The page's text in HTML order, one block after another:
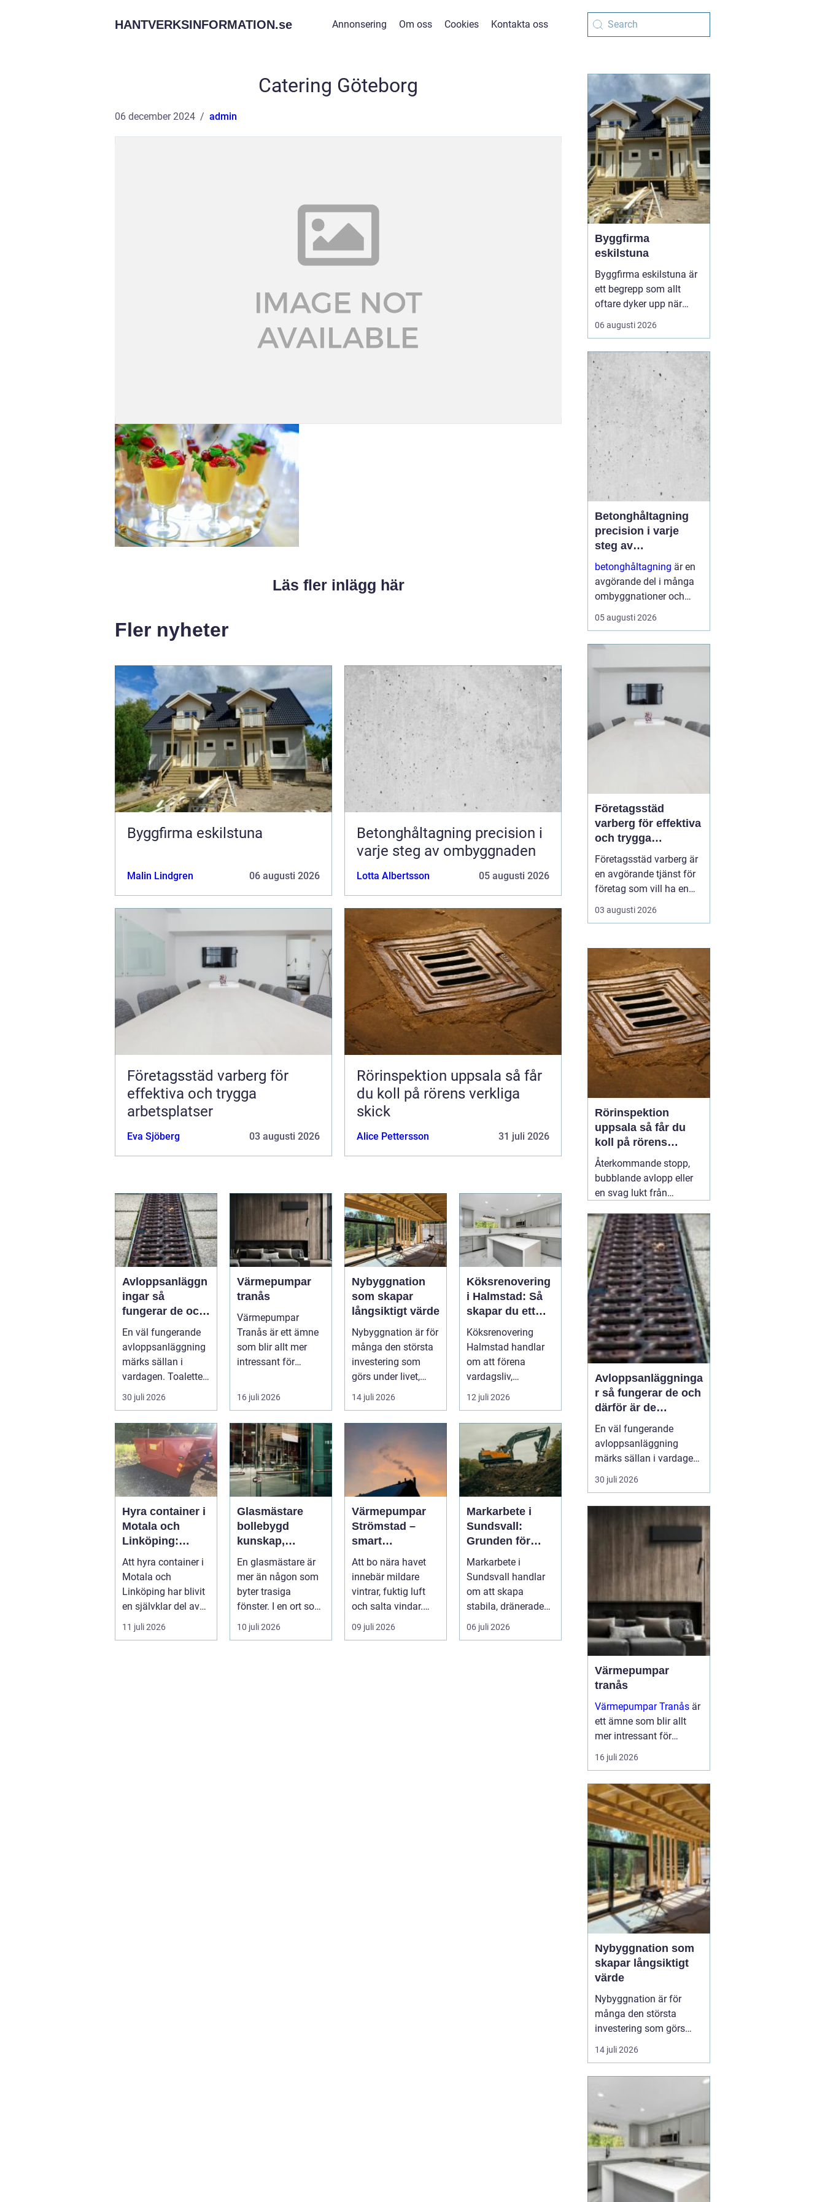
HANTVERKSINFORMATION.se Annonsering Om oss Cookies Kontakta oss
Catering Göteborg
06 december 2024 admin
Läs fler inlägg här
Fler nyheter
Byggfirma eskilstuna
Malin Lindgren 06 augusti 2026
Betonghåltagning precision i
varje steg av ombyggnaden
Lotta Albertsson 05 augusti 2026
Företagsstäd varberg för
effektiva och trygga
arbetsplatser
Eva Sjöberg 03 augusti 2026
Rörinspektion uppsala så får
du koll på rörens verkliga
skick
Alice Pettersson 31 juli 2026
Avloppsanläggn
ingar så
fungerar de och
därför är de
viktigare än
många tror
En väl fungerande
avloppsanläggning
märks sällan i
vardagen. Toaletten
spolas, vattnet
rinner undan ...
30 juli 2026
Värmepumpar
tranås
Värmepumpar
Tranås är ett ämne
som blir allt mer
intressant för
bostadsrättsförenin
gar o...
16 juli 2026
Nybyggnation
som skapar
långsiktigt värde
Nybyggnation är för
många den största
investering som
görs under livet,
b&...
14 juli 2026
Köksrenovering
i Halmstad: Så
skapar du ett
funktionellt och
trivsamt kök
Köksrenovering
Halmstad handlar
om att förena
vardagsliv,
matlagning och
umgänge i et...
12 juli 2026
Hyra container i
Motala och
Linköping:
Smart
avfallshantering
för projekt i alla
storlekar
Att hyra container i
Motala och
Linköping har blivit
en självklar del av
många bygg-...
11 juli 2026
Glasmästare
bollebygd
kunskap,
kvalitet och
smarta
glaslösningar
En glasmästare är
mer än någon som
byter trasiga
fönster. I en ort som
Bollebygd handlar
yrket lika ...
10 juli 2026
Värmepumpar
Strömstad –
smart
uppvärmning i
kustklimat
Att bo nära havet
innebär mildare
vintrar, fuktig luft
och salta vindar.
Det påverka...
09 juli 2026
Markarbete i
Sundsvall:
Grunden för
hållbara hus,
vägar och
Markarbete i
Sundsvall handlar
om att skapa
stabila, dränerade
och funktionella
markytor som kl...
06 juli 2026
Byggfirma
eskilstuna
Byggfirma eskilstuna är
ett begrepp som allt
oftare dyker upp när
privatpersoner och
företag söker trygga
markarbeten i
mälardalen. En väl vald
entreprenör blir
skillnaden mellan ett
smidigt projekt med
hållbart resultat och en
p...
06 augusti 2026
Betonghåltagning
precision i varje
steg av
ombyggnaden
betonghåltagning är en
avgörande del i många
ombyggnationer och
installationer. När nya
rör, ventilation,
befintlig stomme krävs
hål och öppningar...
05 augusti 2026
Företagsstäd
varberg för effektiva
och trygga
arbetsplatser
Företagsstäd varberg är
en avgörande tjänst för
företag som vill ha en
ren, trygg och
professionell
välstädad lokal skapar
inte bara ett bättre
intryck för kunder och
samarbetspartners, utan
påverkar även
medarbetarnas fokus,
hälsa oc...
03 augusti 2026
Rörinspektion
uppsala så får du
koll på rörens
verkliga skick
Återkommande stopp,
bubblande avlopp eller
en svag lukt från
som många ignorerar
lite för länge. Under ytan
kan rören redan vara
slitna, delvis igensatta
eller till och med
spruckna. Med en31 juli
2026
Avloppsanläggninga
r så fungerar de och
därför är de
viktigare än många
tror
En väl fungerande
avloppsanläggning
märks sällan i vardagen.
Toaletten spolas, vattnet
rinner undan och livet
varje spolning ligger ett
skyddar både hälsa och
avloppssystemet inte
fungerar syns pr...
30 juli 2026
Värmepumpar
tranås
Värmepumpar Tranås är
ett ämne som blir allt
mer intressant för
villaägare,
bostadsrättsföreningar
fastighetsägare som vill
sänka sina
energikostnader och
samtidigt mins...
16 juli 2026
Nybyggnation som
skapar långsiktigt
värde
Nybyggnation är för
många den största
investering som görs
under livet, både
känslomässigt och
fritidshus växer fram
från grunden formas inte
bara v&...
14 juli 2026